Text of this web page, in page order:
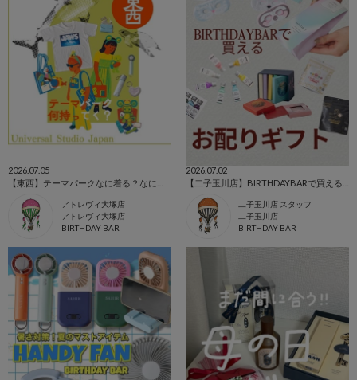
2026.07.05
アトレヴィ大塚店
アトレヴィ大塚店
BIRTHDAY BAR
2026.07.02
二子玉川店 スタッフ
二子玉川店
BIRTHDAY BAR